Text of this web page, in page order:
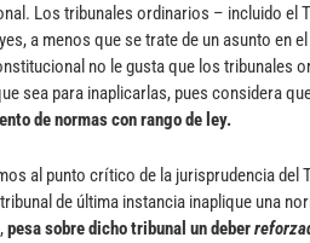
Los tribunales ordinarios – incluido el
a menos que se trate de un asunto en
no le gusta que los tribunales
sea para inaplicarlas, pues considera
de normas con rango de ley.
al punto crítico de la jurisprudencia del
de última instancia inaplique una
pesa sobre dicho tribunal un deber